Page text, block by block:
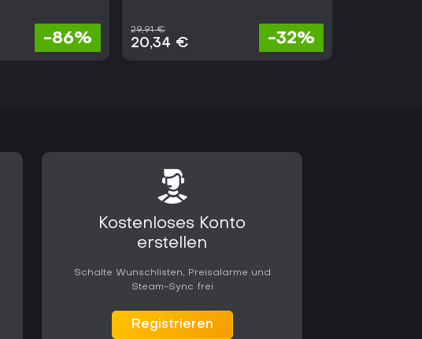
-86%
29,91 €
20,34 € -32%
Kostenloses Konto
erstellen
Schalte Wunschlisten, Preisalarme und
Steam-Sync frei
Registrieren